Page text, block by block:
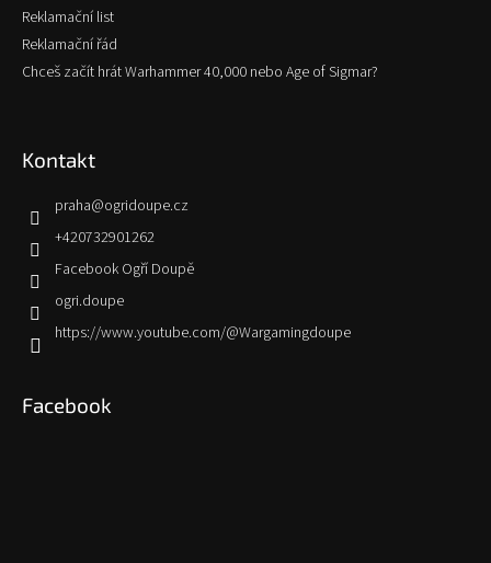
Reklamační list
Reklamační řád
Chceš začít hrát Warhammer 40,000 nebo Age of Sigmar?
Kontakt
praha@ogridoupe.cz
+420732901262
Facebook Ogří Doupě
ogri.doupe
https://www.youtube.com/@Wargamingdoupe
Facebook